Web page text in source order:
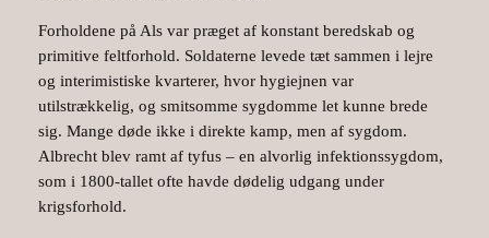
Forholdene på Als var præget af konstant beredskab og
primitive feltforhold. Soldaterne levede tæt sammen i lejre
og interimistiske kvarterer, hvor hygiejnen var
utilstrækkelig, og smitsomme sygdomme let kunne brede
sig. Mange døde ikke i direkte kamp, men af sygdom.
Albrecht blev ramt af tyfus – en alvorlig infektionssygdom,
som i 1800-tallet ofte havde dødelig udgang under
krigsforhold.